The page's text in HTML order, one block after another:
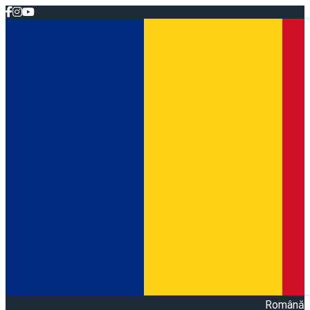
Română